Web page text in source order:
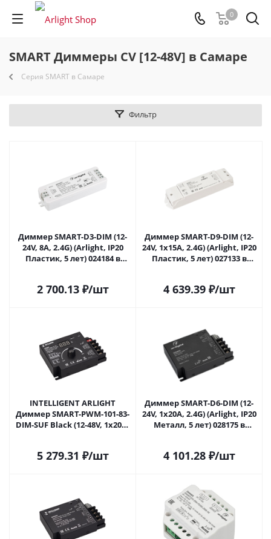
0
SMART Диммеры CV [12-48V] в Самаре
Серия SMART в Самаре
Фильтр
Диммер SMART-D3-DIM (12-
24V, 8A, 2.4G) (Arlight, IP20
Пластик, 5 лет) 024184 в
2 700.13₽/шт
Диммер SMART-D9-DIM (12-
24V, 1x15A, 2.4G) (Arlight, IP20
Пластик, 5 лет) 027133 в
4 639.39₽/шт
INTELLIGENT ARLIGHT
Диммер SMART-PWM-101-83-
DIM-SUF Black (12-48V, 1x20A,
Самаре
5 279.31 ₽/шт
Диммер SMART-D6-DIM (12-
24V, 1x20A, 2.4G) (Arlight, IP20
Металл, 5 лет) 028175 в
4 101.28₽/шт